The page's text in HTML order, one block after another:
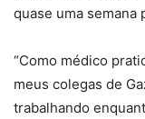
quase uma semana
“Como médico
meus colegas de
trabalhando